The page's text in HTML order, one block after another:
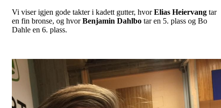
Vi viser igjen gode takter i kadett gutter, hvorElias Heiervang tar
en fin bronse, og hvorBenjamin Dahlbo tar en 5. plass og Bo
Dahle en 6. plass.